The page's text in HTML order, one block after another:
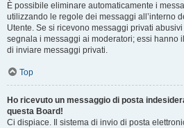
È possibile eliminare automaticamente i
utilizzando le regole dei messaggi all’interno
Utente. Se si ricevono messaggi privati
segnala i messaggi ai moderatori; essi hanno
di inviare messaggi privati​​.
Top
Ho ricevuto un messaggio di posta
questa Board!
Ci dispiace. Il sistema di invio di posta